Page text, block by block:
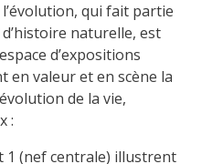
qui fait partie
naturelle, est
d’expositions
en valeur et en scène la
de la vie,
:
1 (nef centrale) illustrent